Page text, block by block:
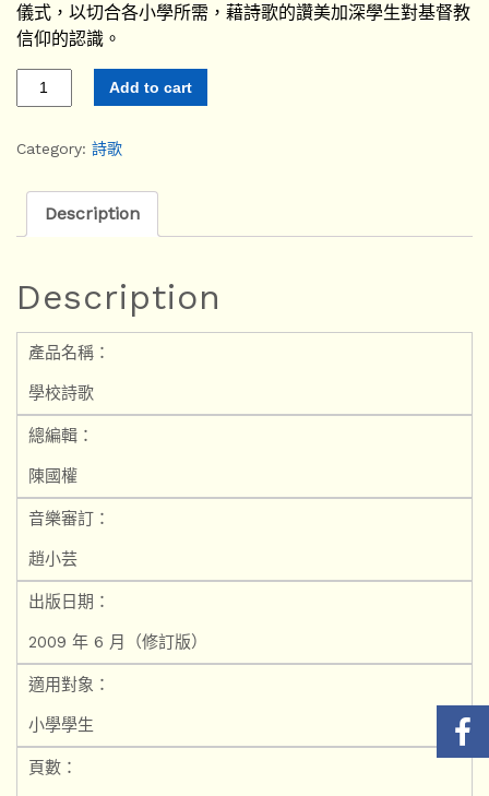
儀式，以切合各小學所需，藉詩歌的讚美加深學生對基督教
信仰的認識。
Add to cart
Category: 詩歌
Description
Description
產品名稱：
學校詩歌
總編輯：
陳國權
音樂審訂：
趙小芸
出版日期：
2009 年 6 月（修訂版）
適用對象：
小學學生
頁數：